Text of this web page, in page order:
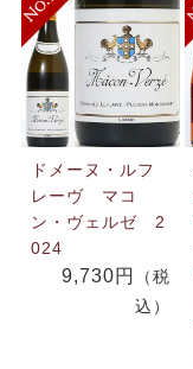
ドメーヌ・ルフ
レーヴ マコ
ン・ヴェルゼ 2
024
9,730円
（税
込）